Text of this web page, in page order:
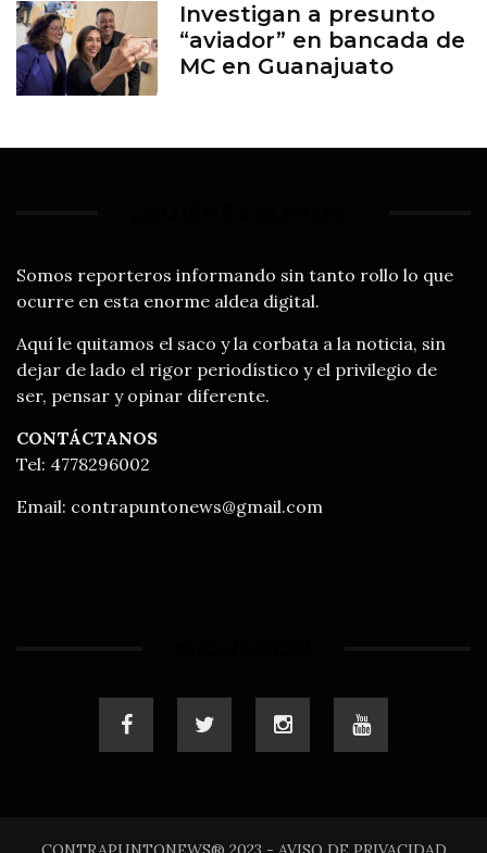
Investigan a presunto
“aviador” en bancada de
MC en Guanajuato
Somos reporteros informando sin tanto rollo lo que
ocurre en esta enorme aldea digital.
Aquí le quitamos el saco y la corbata a la noticia, sin
dejar de lado el rigor periodístico y el privilegio de
ser, pensar y opinar diferente.
CONTÁCTANOS
Tel: 4778296002
Email: contrapuntonews@gmail.com